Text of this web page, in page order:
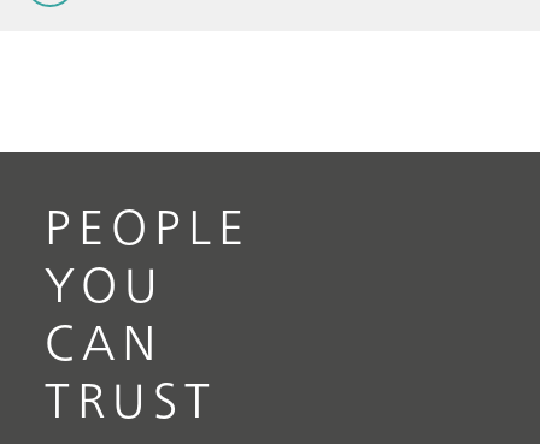
PEOPLE
YOU
CAN
TRUST